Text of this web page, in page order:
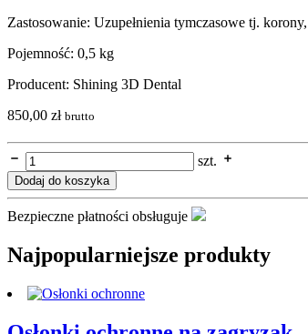
Zastosowanie: Uzupełnienia tymczasowe tj.
Pojemność: 0,5 kg
Producent: Shining 3D Dental
850,00 zł brutto
szt.
Dodaj do koszyka
Bezpieczne płatności obsługuje
Najpopularniejsze produkty